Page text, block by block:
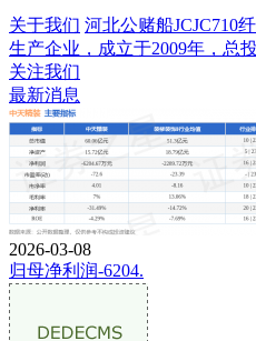
关于我们 河北公赌船JCJC710
生产企业，成立于2009年，总
关注我们
最新消息
2026-03-08
归母净利润-6204.